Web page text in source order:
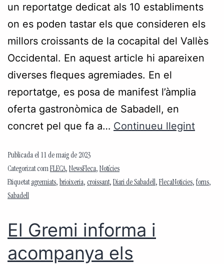
un reportatge dedicat als 10 establiments
on es poden tastar els que consideren els
millors croissants de la cocapital del Vallès
Occidental. En aquest article hi apareixen
diverses fleques agremiades. En el
reportatge, es posa de manifest l’àmplia
oferta gastronòmica de Sabadell, en
concret pel que fa a… Continueu llegint
Publicada el 11 de maig de 2023
Categorizat comFLECA, NewsFleca, Notícies
Etiquetatagremiats, brioixeria, croissant, Diari de Sabadell, FlecaNoticies, forns,
Sabadell
El Gremi informa i
acompanya els